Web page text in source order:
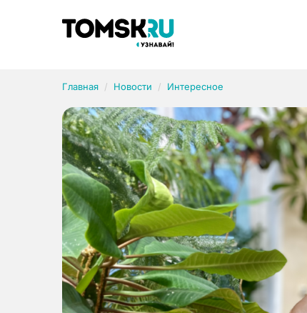
Главная Новости Интересное
Рубрики